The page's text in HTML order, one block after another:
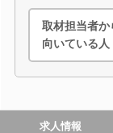
取材担当者か
向いている
求人情報